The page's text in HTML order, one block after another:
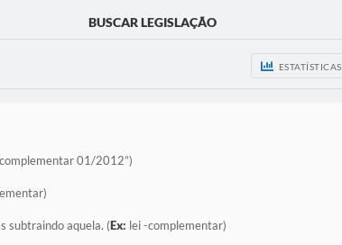
BUSCAR LEGISLAÇÃO
ESTATÍSTICAS
01/2012”)
subtraindo aquela. (Ex: lei -complementar)